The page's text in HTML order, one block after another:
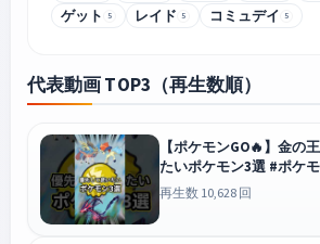
ゲット 5 レイド 5 コミュデイ 5
代表動画 TOP3（再生数順）
【ポケモンGO🔥】金の
たいポケモン3選 #ポケ
#shorts
GO
再生数 10,628 回